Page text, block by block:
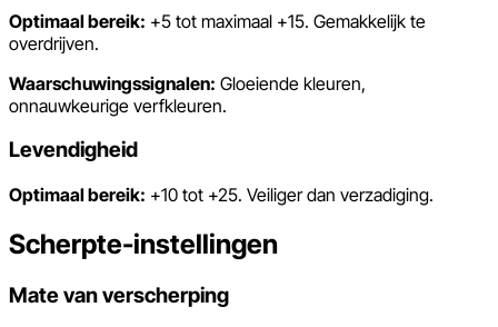
Optimaal bereik: +5 tot maximaal +15. Gemakkelijk te
overdrijven.
Waarschuwingssignalen: Gloeiende kleuren,
onnauwkeurige verfkleuren.
Levendigheid
Optimaal bereik: +10 tot +25. Veiliger dan verzadiging.
Scherpte-instellingen
Mate van verscherping